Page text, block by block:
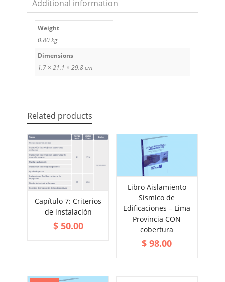
Additional information
Weight
0.80 kg
Dimensions
1.7 × 21.1 × 29.8 cm
Related products
ADD TO CART
VIEW MORE
Capítulo 7: Criterios
de instalación
$50.00
ADD TO CART
VIEW MORE
Libro Aislamiento
Sísmico de
Edificaciones – Lima
Provincia CON
cobertura
$ 98.00